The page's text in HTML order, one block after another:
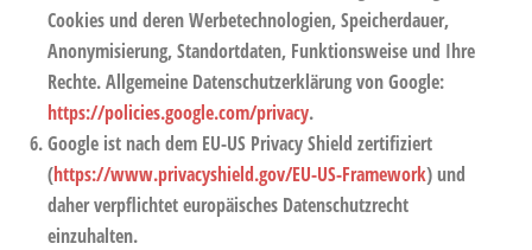
Cookies und deren Werbetechnologien, Speicherdauer,
Anonymisierung, Standortdaten, Funktionsweise und Ihre
Rechte. Allgemeine Datenschutzerklärung von Google:
https://policies.google.com/privacy.
Google ist nach dem EU-US Privacy Shield zertifiziert
(https://www.privacyshield.gov/EU-US-Framework) und
daher verpflichtet europäisches Datenschutzrecht
einzuhalten.